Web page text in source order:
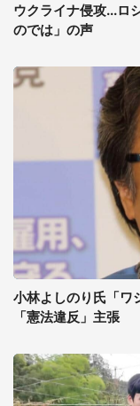
ウクライナ侵攻...ロ
のでは」の声
小林よしのり氏「ワ
「憲法違反」主張